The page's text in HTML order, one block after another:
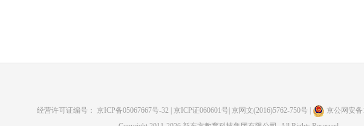
经营许可证编号： 京ICP备05067667号-32| 京ICP证060601号| 京网文(2016)5762-750号 |
京公网安备